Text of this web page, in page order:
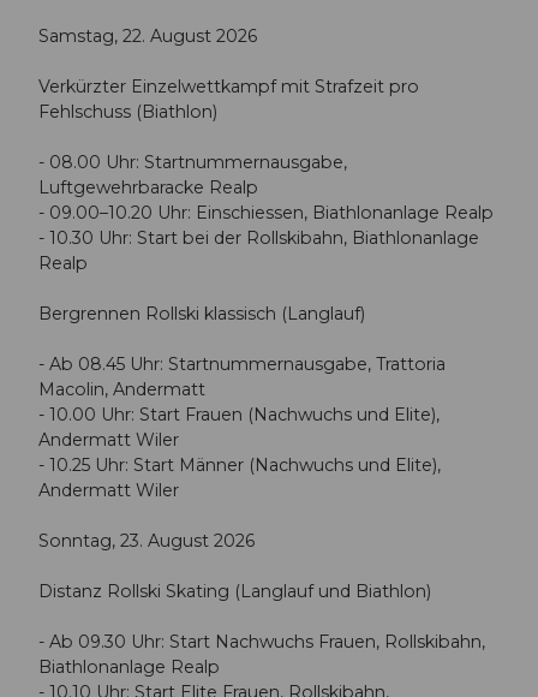
Samstag, 22. August 2026
Verkürzter Einzelwettkampf mit Strafzeit pro
Fehlschuss (Biathlon)
- 08.00 Uhr: Startnummernausgabe,
Luftgewehrbaracke Realp
- 09.00–10.20 Uhr: Einschiessen, Biathlonanlage Realp
- 10.30 Uhr: Start bei der Rollskibahn, Biathlonanlage
Realp
Bergrennen Rollski klassisch (Langlauf)
- Ab 08.45 Uhr: Startnummernausgabe, Trattoria
Macolin, Andermatt
- 10.00 Uhr: Start Frauen (Nachwuchs und Elite),
Andermatt Wiler
- 10.25 Uhr: Start Männer (Nachwuchs und Elite),
Andermatt Wiler
Sonntag, 23. August 2026
Distanz Rollski Skating (Langlauf und Biathlon)
- Ab 09.30 Uhr: Start Nachwuchs Frauen, Rollskibahn,
Biathlonanlage Realp
- 10.10 Uhr: Start Elite Frauen, Rollskibahn,